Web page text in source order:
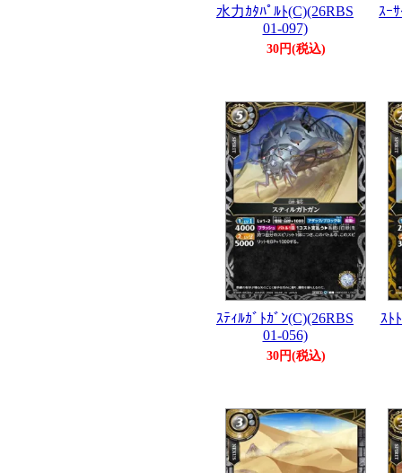
水力ｶﾀﾊﾟﾙﾄ(C)(26RBS
01-097)
30円(税込)
ｽｰ
ｽﾃｨﾙｶﾞﾄｶﾞﾝ(C)(26RBS
01-056)
30円(税込)
ｽﾄ